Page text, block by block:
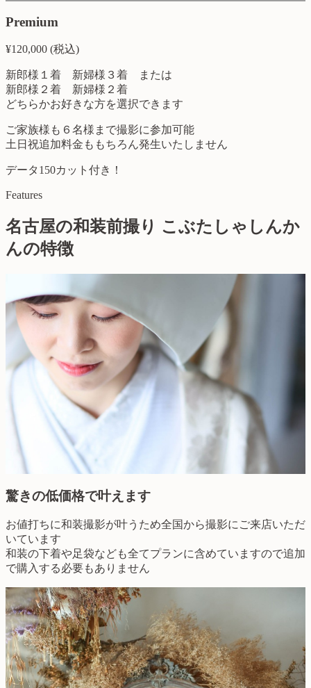
Premium
¥120,000 (税込)
新郎様１着 新婦様３着 または
新郎様２着 新婦様２着
どちらかお好きな方を選択できます
ご家族様も６名様まで撮影に参加可能
土日祝追加料金ももちろん発生いたしません
データ150カット付き！
Features
名古屋の和装前撮り こぶたしゃしんか
んの特徴
驚きの低価格で叶えます
お値打ちに和装撮影が叶うため全国から撮影にご来店いただ
いています
和装の下着や足袋なども全てプランに含めていますので追加
で購入する必要もありません